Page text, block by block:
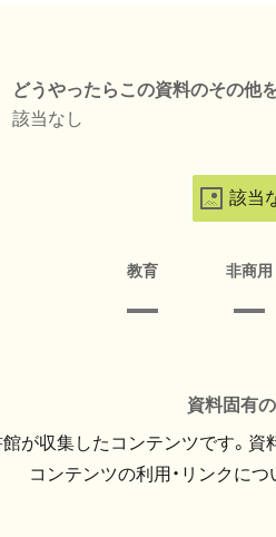
どうやったらこの資料のその他
該当なし
該当
教育 非商用
資料固有
が収集したコンテンツです。資
コンテンツの利用・リンクにつ